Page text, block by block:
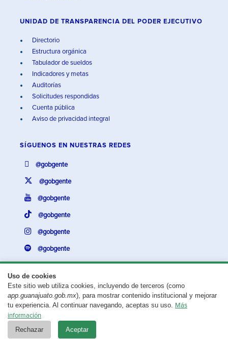
Uso de cookies
Este sitio web utiliza cookies, incluyendo de terceros (como
app.guanajuato.gob.mx), para mostrar contenido institucional y mejorar
tu experiencia. Al continuar navegando, aceptas su uso. Más
información
Rechazar Aceptar
UNIDAD DE TRANSPARENCIA DEL PODER EJECUTIVO
Directorio
Estructura orgánica
Tabulador de sueldos
Indicadores y metas
Auditorías
Solicitudes respondidas
Cuenta pública
Aviso de privacidad integral
SÍGUENOS EN NUESTRAS REDES
@gobgente
@gobgente
@gobgente
@gobgente
@gobgente
@gobgente
¿Existe algún problema con esta página?Repórtalo aquí.
Aviso legal